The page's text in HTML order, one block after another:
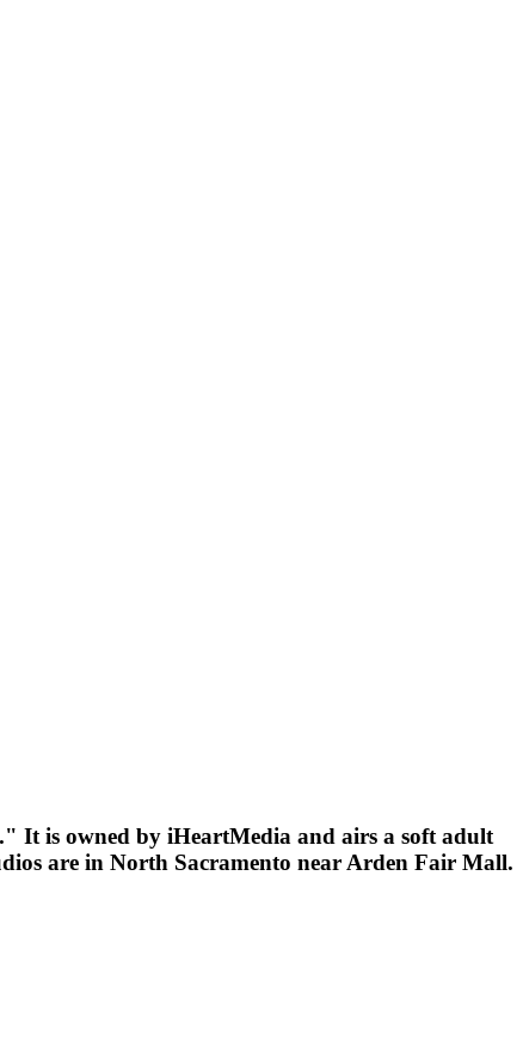
It is owned by iHeartMedia and airs a soft adult
are in North Sacramento near Arden Fair Mall.